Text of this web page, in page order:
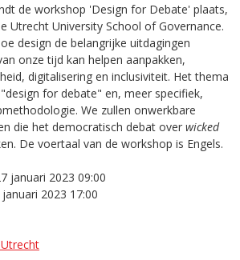
de workshop 'Design for Debate' plaats,
Utrecht University School of Governance.
design de belangrijke uitdagingen
onze tijd kan helpen aanpakken,
digitalisering en inclusiviteit. Het thema
for debate" en, meer specifiek,
We zullen onwerkbare
die het democratisch debat over wicked
De voertaal van de workshop is Engels.
januari 2023 09:00
2023 17:00